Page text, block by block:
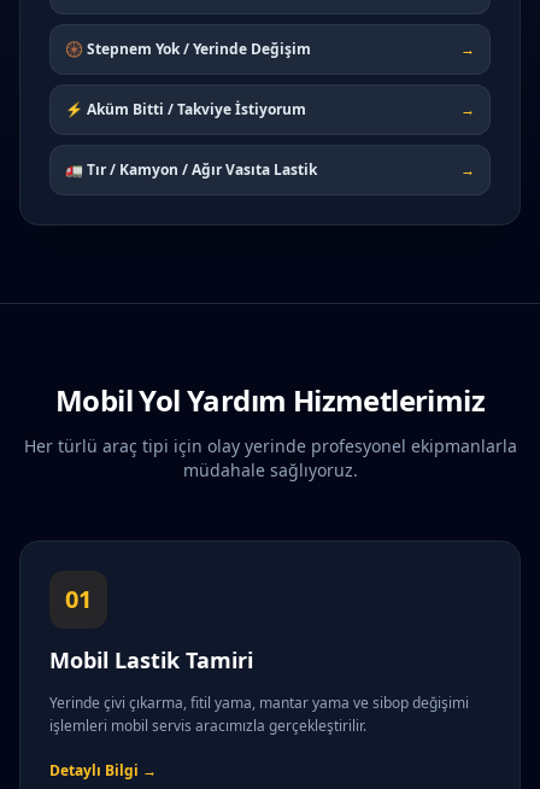
🛞 Stepnem Yok / Yerinde Değişim →
⚡ Aküm Bitti / Takviye İstiyorum →
🚛 Tır / Kamyon / Ağır Vasıta Lastik →
Mobil Yol Yardım Hizmetlerimiz
Her türlü araç tipi için olay yerinde profesyonel ekipmanlarla
müdahale sağlıyoruz.
01
Mobil Lastik Tamiri
Yerinde çivi çıkarma, fitil yama, mantar yama ve sibop değişimi
işlemleri mobil servis aracımızla gerçekleştirilir.
Detaylı Bilgi →